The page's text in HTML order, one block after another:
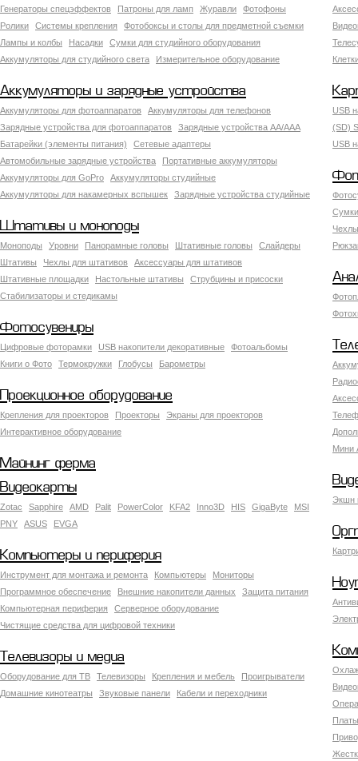
Генераторы спецэффектов
Патроны для ламп Журавли
Фотофоны
Ролики
Системы крепления
Фотобоксы и столы для предметной съемки
Лампы и колбы
Насадки
Сумки для студийного оборудования
Аккумуляторы для студийного света
Измерительное оборудование
Аккумуляторы и зарядные устройства
Аккумуляторы для фотоаппаратов
Аккумуляторы для телефонов
Зарядные устройства для фотоаппаратов
Зарядные устройства AA/AAA
Батарейки (элементы питания)
Сетевые адаптеры
Автомобильные зарядные устройства
Портативные аккумуляторы
Аккумуляторы для GoPro
Аккумуляторы студийные
Аккумуляторы для накамерных вспышек
Зарядные устройства студийные
USB
(SD)
USB
Штативы и моноподы
Моноподы Уровни Панорамные головы Штативные головы
Слайдеры
Штативы
Чехлы для штативов
Аксессуары для штативов
Штативные площадки
Настольные штативы
Струбцины и присоски
Стабилизаторы и стедикамы
Фотосувениры
Цифровые фоторамки USB накопители декоративные
Фотоальбомы
Книги о Фото
Термокружки Глобусы Барометры
Мини
Проекционное оборудование
Крепления для проекторов Проекторы
Экраны для проекторов
Интерактивное оборудование
Майнинг ферма
Экшн
Видеокарты
Zotac Sapphire AMD Palit PowerColor KFA2 Inno3D HIS GigaByte
MSI
PNY
ASUS EVGA
Компьютеры и периферия
Инструмент для монтажа и ремонта Компьютеры
Мониторы
Программное обеспечение
Внешние накопители данных
Защита питания
Компьютерная периферия
Серверное оборудование
Чистящие средства для цифровой техники
Телевизоры и медиа
Оборудование для ТВ Телевизоры Крепления и мебель
Проигрыватели
Домашние кинотеатры
Звуковые панели Кабели и переходники